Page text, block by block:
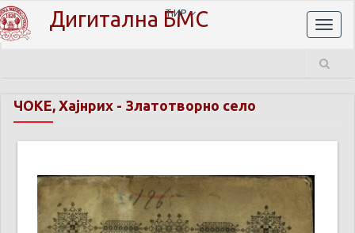
Дигитална БМС
ЋИР
ЧОКЕ, Хајнрих - Златотворно село